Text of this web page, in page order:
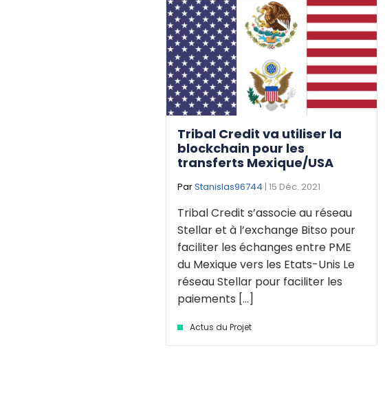
Tribal Credit va utiliser la
blockchain pour les
transferts Mexique/USA
ParStanislas96744 | 15 Déc. 2021
Tribal Credit s’associe au réseau
Stellar et à l’exchange Bitso pour
faciliter les échanges entre PME
du Mexique vers les Etats-Unis Le
réseau Stellar pour faciliter les
paiements [...]
Actus du Projet